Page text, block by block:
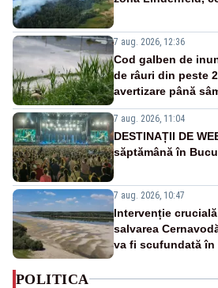
7 aug. 2026, 12:36
Cod galben de
de râuri din peste
avertizare până
7 aug. 2026, 11:04
DESTINAȚII DE
săptămână în
7 aug. 2026, 10:47
Intervenție
salvarea
va fi scufundată în
POLITICA